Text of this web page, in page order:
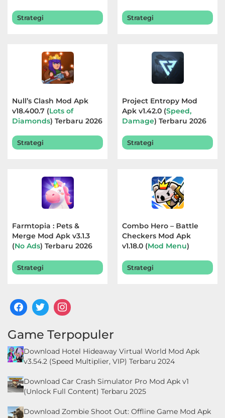
Food
Fitness
House
&
Libraries
LifeStyle
&
Medical
Music
&
Audio
News
Magazines
Strategi Strategi
Null’s Clash Mod Apk
v18.400.7 (Lots of
Diamonds) Terbaru 2026
Strategi
Project Entropy Mod
Apk v1.42.0 (Speed,
Damage) Terbaru 2026
Strategi
Farmtopia : Pets &
Merge Mod Apk v3.1.3
(No Ads) Terbaru 2026
Strategi
Combo Hero – Battle
Checkers Mod Apk
v1.18.0 (Mod Menu)
Strategi
Game Terpopuler
Download Hotel Hideaway Virtual World Mod Apk
v3.54.2 (Speed Multiplier, VIP) Terbaru 2024
Download Car Crash Simulator Pro Mod Apk v1
(Unlock Full Content) Terbaru 2025
Download Zombie Shoot Out: Offline Game Mod Apk